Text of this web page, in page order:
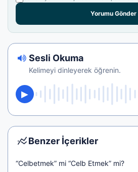
Yorumu Gönder
Sesli Okuma
Kelimeyi dinleyerek öğrenin.
Benzer İçerikler
“Celbetmek” mi “Celb Etmek” mi?